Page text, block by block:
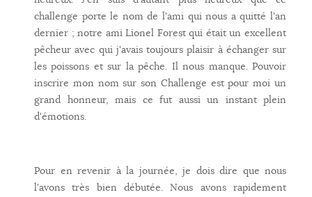
challenge porte le nom de l'ami qui nous a quitté l'an
dernier ; notre ami Lionel Forest qui était un excellent
pêcheur avec qui j'avais toujours plaisir à échanger sur
les poissons et sur la pêche. Il nous manque. Pouvoir
inscrire mon nom sur son Challenge est pour moi un
grand honneur, mais ce fut aussi un instant plein
d'émotions.
Pour en revenir à la journée, je dois dire que nous
l'avons très bien débutée. Nous avons rapidement